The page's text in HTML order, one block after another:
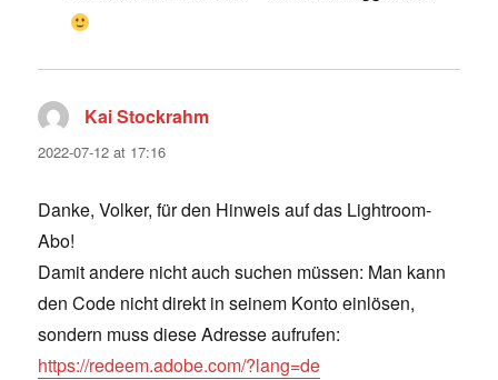
Kai Stockrahm
2022-07-12 at 17:16
Danke, Volker, für den Hinweis auf das Lightroom-
Abo!
Damit andere nicht auch suchen müssen: Man kann
den Code nicht direkt in seinem Konto einlösen,
sondern muss diese Adresse aufrufen:
https://redeem.adobe.com/?lang=de